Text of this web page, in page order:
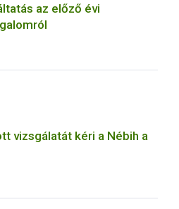
az előző évi
vizsgálatát kéri a Nébih a